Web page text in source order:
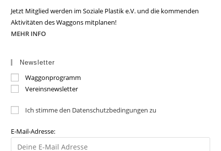
Jetzt Mitglied werden im Soziale Plastik e.V. und die kommenden
Aktivitäten des Waggons mitplanen!
MEHR INFO
Newsletter
Waggonprogramm
Vereinsnewsletter
Ich stimme den Datenschutzbedingungen zu
E-Mail-Adresse: